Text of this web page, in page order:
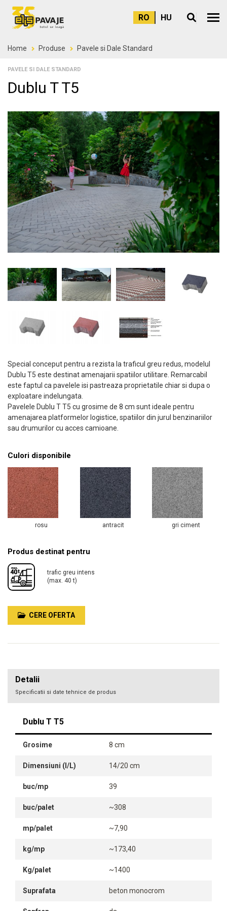
RO HU Meniu
Home Produse Pavele si Dale Standard
PAVELE SI DALE STANDARD
Dublu T T5
Special conceput pentru a rezista la traficul greu redus, modelul
Dublu T5 este destinat amenajarii spatiilor utilitare. Remarcabil
este faptul ca pavelele isi pastreaza proprietatile chiar si dupa o
exploatare indelungata.
Pavelele Dublu T T5 cu grosime de 8 cm sunt ideale pentru
amenajarea platformelor logistice, spatiilor din jurul benzinariilor
sau drumurilor cu acces camioane.
Culori disponibile
rosu antracit gri ciment
Produs destinat pentru
trafic greu intens
(max. 40 t)
CERE OFERTA
Detalii
Specificatii si date tehnice de produs
Dublu T T5
Grosime 8 cm
Dimensiuni (l/L) 14/20 cm
buc/mp 39
buc/palet ~308
mp/palet ~7,90
kg/mp ~173,40
Kg/palet ~1400
Suprafata beton monocrom